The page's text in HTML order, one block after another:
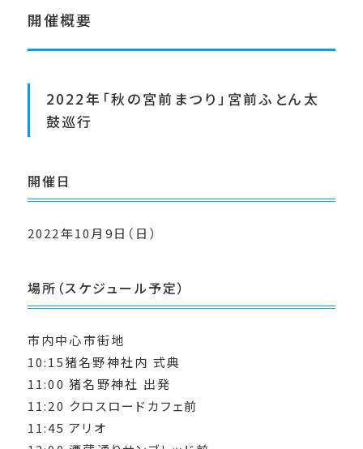
開催概要
2022年「秋の宮前まつり」宮前ふとん太
鼓巡行
開催日
2022年10月9日（日）
場所（スケジュール予定）
市内中心市街地
10:15猪名野神社内 式典
11:00 猪名野神社 出発
11:20 クロスロードカフェ前
11:45 アリオ